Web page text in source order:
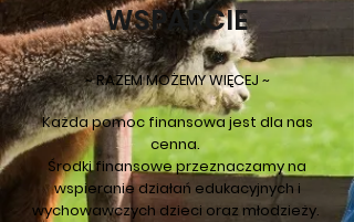
WSPARCIE
~ RAZEM MOŻEMY WIĘCEJ ~
Każda pomoc finansowa jest dla nas
cenna.
Środki finansowe przeznaczamy na
wspieranie działań edukacyjnych i
wychowawczych dzieci oraz młodzieży.